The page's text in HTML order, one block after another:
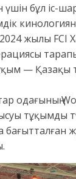
бұл іс-
2024 жылы FCI
— Қазақы
одағының
тұқымды